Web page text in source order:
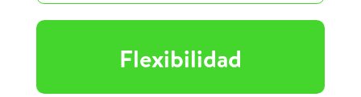
Flexibilidad